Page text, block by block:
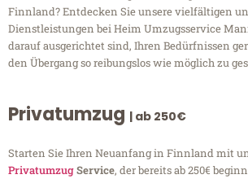
Finnland? Entdecken Sie unsere vielfältigen
Dienstleistungen bei Heim Umzugsservice
darauf ausgerichtet sind, Ihren Bedürfnissen
den Übergang so reibungslos wie möglich zu
Privatumzug | ab 250€
Starten Sie Ihren Neuanfang in Finnland mit
PrivatumzugService, der bereits ab 250€